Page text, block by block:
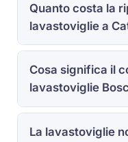
Quanto costa la
lavastoviglie a
Cosa significa il
lavastoviglie
La lavastoviglie